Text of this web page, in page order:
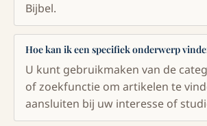
Bijbel.
Hoe kan ik een specifiek onderwerp
U kunt gebruikmaken van de
of zoekfunctie om artikelen te
aansluiten bij uw interesse of